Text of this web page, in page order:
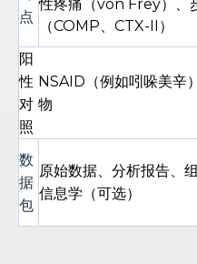
点
性疼痛（von Frey）、
（COMP、CTX-II）
阳
性
对
照
NSAID（例如吲哚美辛
物
数
据
包
原始数据、分析报告、
信息学（可选）